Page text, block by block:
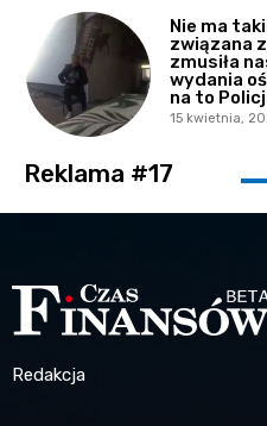
Nie ma
związana
zmusiła
wydania
na to
15 kwietnia,
Reklama #17
Redakcja